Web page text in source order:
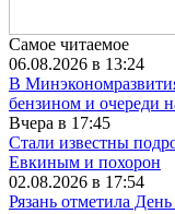
Самое читаемое
06.08.2026 в 13:24
В
бензином и очереди
Вчера в 17:45
Стали известны
Евкиным и похорон
02.08.2026 в 17:54
Рязань отметила